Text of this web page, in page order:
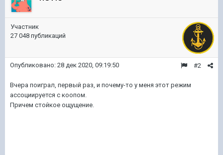
Участник
27 048 публикаций
#2
Опубликовано: 28 дек 2020, 09:19:50
Вчера поиграл, первый раз, и почему-то у меня этот режим
ассоциируется с коопом.
Причем стойкое ощущение.